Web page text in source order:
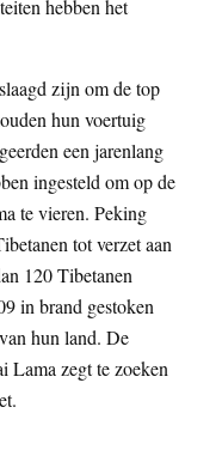
hebben het
zijn om de top
hun voertuig
een jarenlang
ingesteld om op de
te vieren. Peking
tot verzet aan
120 Tibetanen
in brand gestoken
hun land. De
Lama zegt te zoeken